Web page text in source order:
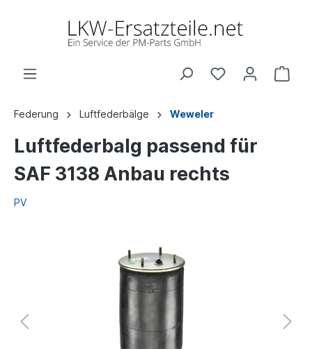
Federung Luftfederbälge Weweler
Luftfederbalg passend für
SAF 3138 Anbau rechts
PV